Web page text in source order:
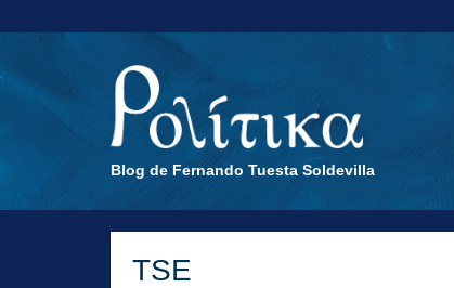
Blog de Fernando Tuesta Soldevilla
TSE